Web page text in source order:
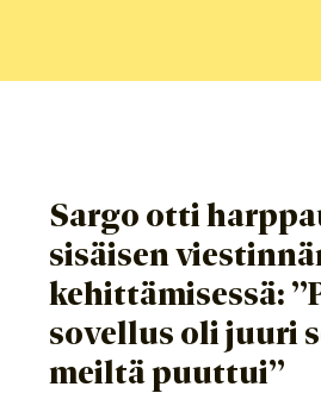
Sargo otti
sisäisen
kehittämisessä:
sovellus oli juuri
meiltä puuttui”